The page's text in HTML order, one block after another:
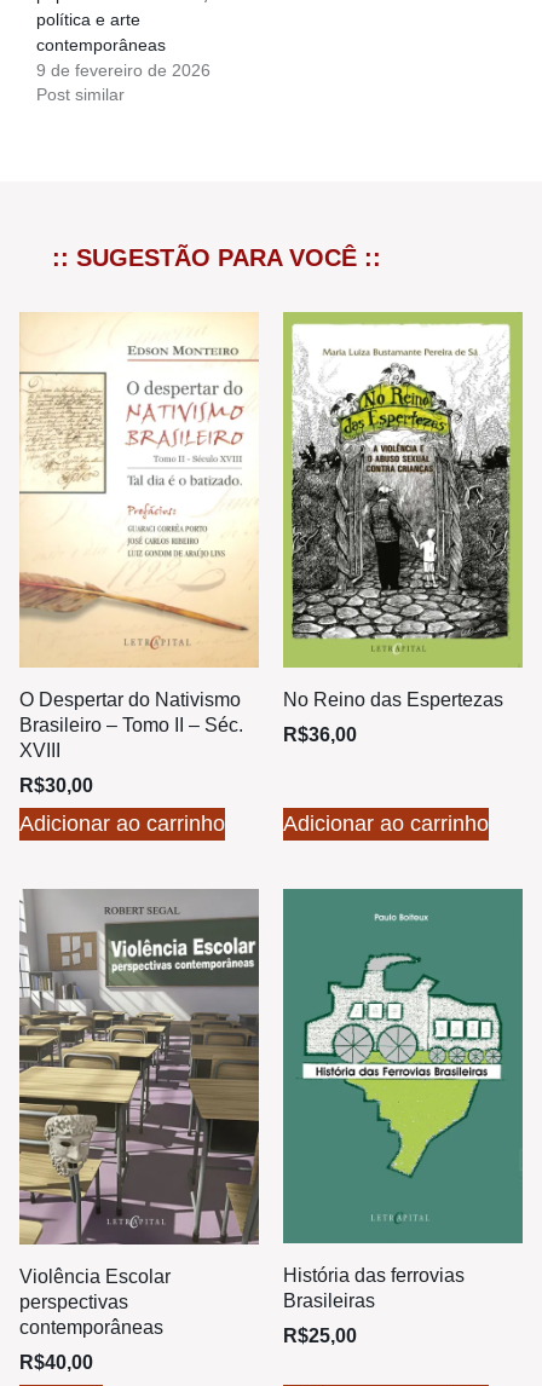
política e arte
contemporâneas
9 de fevereiro de 2026
Post similar
:: SUGESTÃO PARA VOCÊ ::
O Despertar do Nativismo
Brasileiro – Tomo II – Séc.
XVIII
R$30,00
Adicionar ao carrinho
No Reino das Espertezas
R$36,00
Adicionar ao carrinho
Violência Escolar
perspectivas
contemporâneas
R$40,00
História das ferrovias
Brasileiras
R$25,00